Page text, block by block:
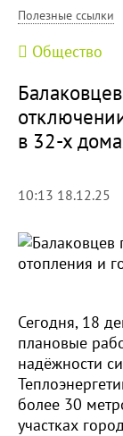
Полезные ссылки
Общество
в 32-х
10:13 18.12.25
Сегодня, 18
плановые
надёжности
более 30
участках